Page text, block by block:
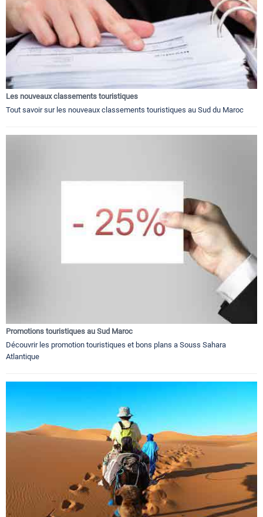
Les nouveaux classements touristiques
Tout savoir sur les nouveaux classements touristiques au Sud du Maroc
Promotions touristiques au Sud Maroc
Découvrir les promotion touristiques et bons plans a Souss Sahara
Atlantique